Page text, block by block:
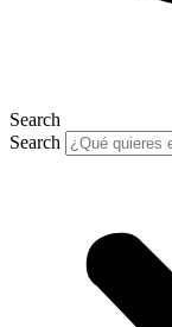
Search
Search